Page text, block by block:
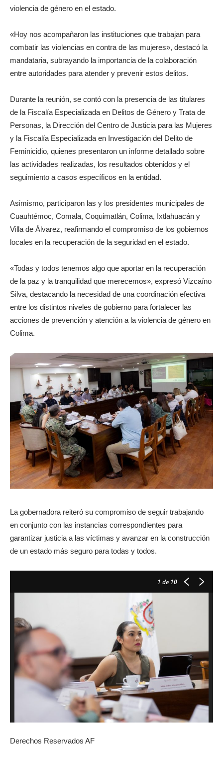
violencia de género en el estado.
«Hoy nos acompañaron las instituciones que trabajan para
combatir las violencias en contra de las mujeres», destacó la
mandataria, subrayando la importancia de la colaboración
entre autoridades para atender y prevenir estos delitos.
Durante la reunión, se contó con la presencia de las titulares
de la Fiscalía Especializada en Delitos de Género y Trata de
Personas, la Dirección del Centro de Justicia para las Mujeres
y la Fiscalía Especializada en Investigación del Delito de
Feminicidio, quienes presentaron un informe detallado sobre
las actividades realizadas, los resultados obtenidos y el
seguimiento a casos específicos en la entidad.
Asimismo, participaron las y los presidentes municipales de
Cuauhtémoc, Comala, Coquimatlán, Colima, Ixtlahuacán y
Villa de Álvarez, reafirmando el compromiso de los gobiernos
locales en la recuperación de la seguridad en el estado.
«Todas y todos tenemos algo que aportar en la recuperación
de la paz y la tranquilidad que merecemos», expresó Vizcaíno
Silva, destacando la necesidad de una coordinación efectiva
entre los distintos niveles de gobierno para fortalecer las
acciones de prevención y atención a la violencia de género en
Colima.
La gobernadora reiteró su compromiso de seguir trabajando
en conjunto con las instancias correspondientes para
garantizar justicia a las víctimas y avanzar en la construcción
de un estado más seguro para todas y todos.
1 de 10
Derechos Reservados AF